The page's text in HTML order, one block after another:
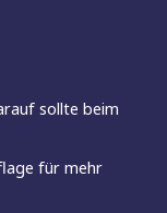
sollte beim
für mehr